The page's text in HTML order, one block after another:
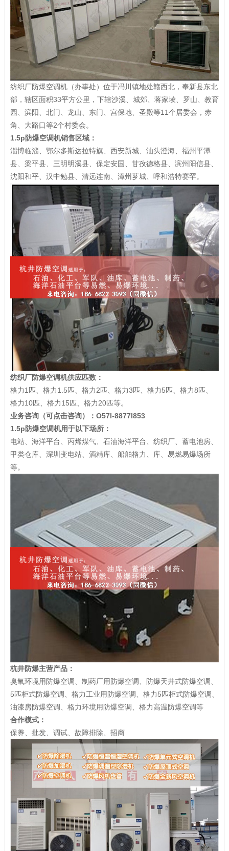
纺织厂防爆空调机（办事处）位于冯川镇地处赣西北，奉新县东北
部，辖区面积33平方公里，下辖沙溪、城郊、蒋家堎、罗山、教育
园、滨阳、北门、龙山、东门、宫保地、圣殿等11个居委会，赤
角、大路口等2个村委会。
1.5p防爆空调机销售区域：
淄博临淄、鄂尔多斯达拉特旗、西安新城、汕头澄海、福州平潭
县、梁平县、三明明溪县、保定安国、甘孜德格县、滨州阳信县、
沈阳和平、汉中勉县、清远连南、漳州芗城、呼和浩特赛罕。
纺织厂防爆空调机供应匹数：
格力1匹、格力1.5匹、格力2匹、格力3匹、格力5匹、格力8匹、
格力10匹、格力15匹、格力20匹等。
业务咨询（可点击咨询）： O57l-8877l853
1.5p防爆空调机用于以下场所：
电站、海洋平台、丙烯煤气、石油海洋平台、纺织厂、蓄电池房、
甲类仓库、深圳变电站、酒精库、船舶格力、库、易燃易爆场所
等。
杭井防爆主营产品：
臭氧环境用防爆空调、制药厂用防爆空调、防爆天井式防爆空调、
5匹柜式防爆空调、格力工业用防爆空调、格力5匹柜式防爆空调、
油漆房防爆空调、格力环境用防爆空调、格力高温防爆空调等
合作模式：
保养、批发、调试、故障排除、招商